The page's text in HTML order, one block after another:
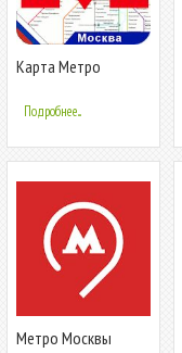
Карта Метро
Подробнее...
Метро Москвы